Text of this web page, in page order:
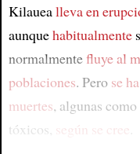
Article
Kilauealleva en
aunquehabitualmente
normalmentefluye al
poblaciones. Pero se
muertes, algunas
tóxicos, según se cree